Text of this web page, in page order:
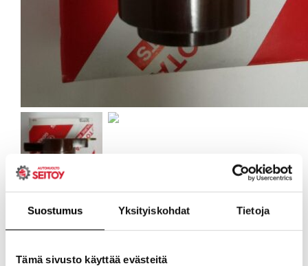
Suostumus Yksityiskohdat Tietoja
Tämä sivusto käyttää evästeitä